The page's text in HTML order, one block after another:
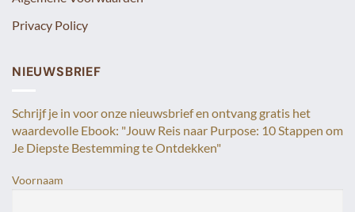
Privacy Policy
NIEUWSBRIEF
Schrijf je in voor onze nieuwsbrief en ontvang gratis het
waardevolle Ebook: "Jouw Reis naar Purpose: 10 Stappen om
Je Diepste Bestemming te Ontdekken"
Voornaam